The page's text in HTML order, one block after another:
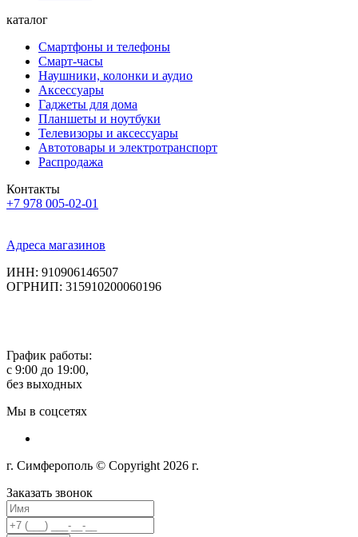
каталог
Смартфоны и телефоны
Смарт-часы
Наушники, колонки и аудио
Аксессуары
Гаджеты для дома
Планшеты и ноутбуки
Телевизоры и аксессуары
Автотовары и электротранспорт
Распродажа
Контакты
+7 978 005-02-01
Адреса магазинов
ИНН: 910906146507
ОГРНИП: 315910200060196
График работы:
с 9:00 до 19:00,
без выходных
Мы в соцсетях
г. Симферополь © Copyright 2026 г.
Заказать звонок